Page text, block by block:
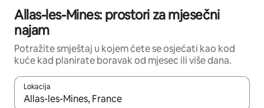
Allas-les-Mines: prostori za mjesečni
najam
Potražite smještaj u kojem ćete se osjećati kao kod
kuće kad planirate boravak od mjesec ili više dana.
Lokacija
Kada budu dostupni rezultati, moći ćete ih pregledati